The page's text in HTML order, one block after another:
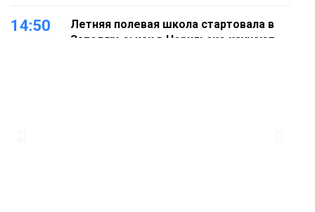
14:50
Летняя полевая школа стартовала в
Заполярье: как в Норильске изучают